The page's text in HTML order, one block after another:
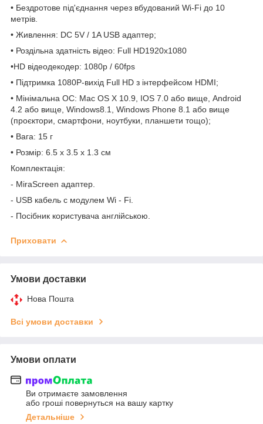
• Бездротове під'єднання через вбудований Wi-Fi до 10
метрів.
• Живлення: DC 5V / 1A USB адаптер;
• Роздільна здатність відео: Full HD1920x1080
•HD відеодекодер: 1080p / 60fps
• Підтримка 1080P-вихід Full HD з інтерфейсом HDMI;
• Мінімальна ОС: Mac OS X 10.9, IOS 7.0 або вище, Android
4.2 або вище, Windows8.1, Windows Phone 8.1 або вище
(проєктори, смартфони, ноутбуки, планшети тощо);
• Вага: 15 г
• Розмір: 6.5 x 3.5 x 1.3 см
Комплектація:
- MiraScreen адаптер.
- USB кабель с модулем Wi - Fi.
- Посібник користувача англійською.
Приховати
Умови доставки
Нова Пошта
Всі умови доставки
Умови оплати
Ви отримаєте замовлення
або гроші повернуться на вашу картку
Детальніше